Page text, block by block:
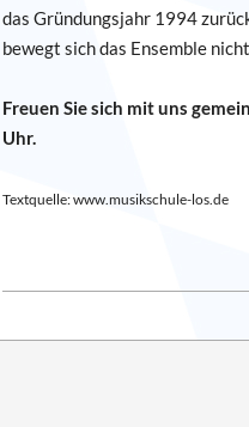
das Gründungsjahr 1994
bewegt sich das Ensemble
Freuen Sie sich mit uns
Uhr.
Textquelle: www.musikschule-los.de
12-